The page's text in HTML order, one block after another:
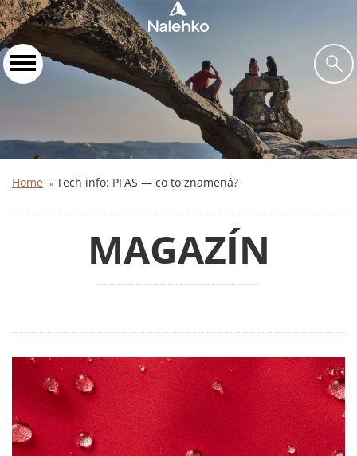
Home » Tech info: PFAS — co to znamená?
MAGAZÍN